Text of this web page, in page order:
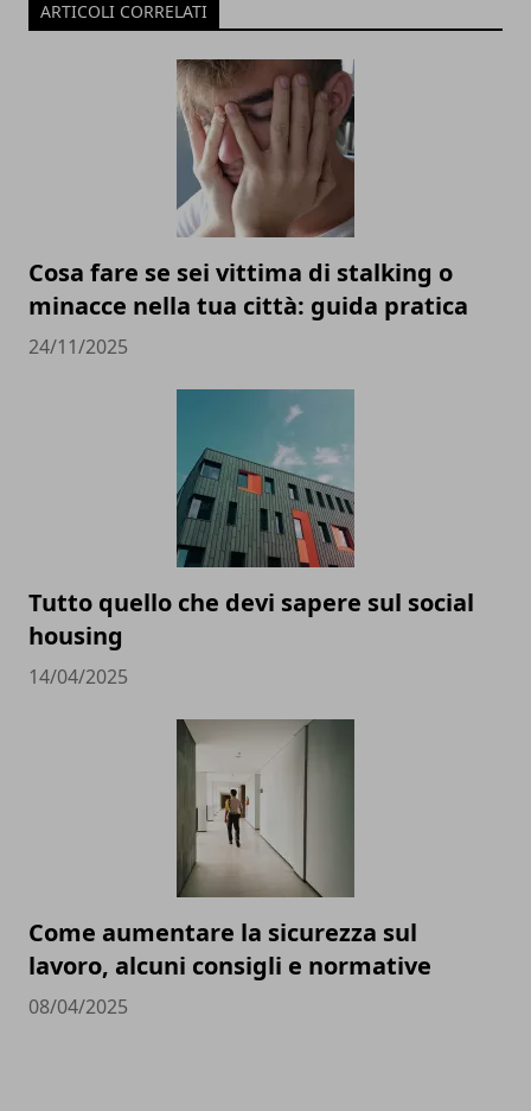
ARTICOLI CORRELATI
Cosa fare se sei vittima di stalking o
minacce nella tua città: guida pratica
24/11/2025
Tutto quello che devi sapere sul social
housing
14/04/2025
Come aumentare la sicurezza sul
lavoro, alcuni consigli e normative
08/04/2025